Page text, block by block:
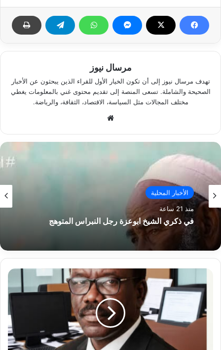
مرسال نيوز
تهدف مرسال نيوز إلى أن تكون الخيار الأول للقراء الذين يبحثون عن الأخبار
الصحيحة والشاملة. تسعى المنصة إلى تقديم محتوى غني بالمعلومات يغطي
مختلف المجالات مثل السياسة، الاقتصاد، الثقافة، والرياضة.
الأخبار المحلية
منذ 21 ساعة
في ذكري الشيخ ابوعزة رجل النبراس المتوهج
الأخبار المحلية
منذ 21 ساعة
لتجارة البرية بين السودان ومصر: تشوهات هيكلية
في التبادل التجاري وآثارها على ميزان المدفوعات
اليوم
العالمي
للراديو
۔۔